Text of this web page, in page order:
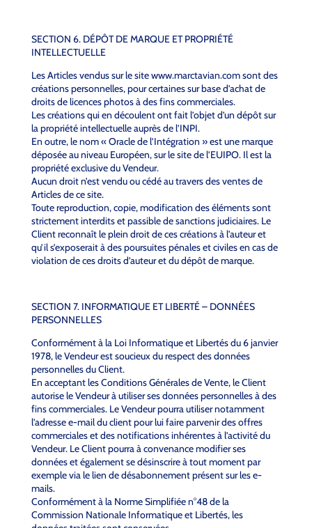
SECTION 6. DÉPÔT DE MARQUE ET PROPRIÉTÉ
INTELLECTUELLE
Les Articles vendus sur le site www.marctavian.com sont des
créations personnelles, pour certaines sur base d’achat de
droits de licences photos à des fins commerciales.
Les créations qui en découlent ont fait l’objet d’un dépôt sur
la propriété intellectuelle auprès de l’INPI.
En outre, le nom « Oracle de l’Intégration » est une marque
déposée au niveau Européen, sur le site de l’EUIPO. Il est la
propriété exclusive du Vendeur.
Aucun droit n’est vendu ou cédé au travers des ventes de
Articles de ce site.
Toute reproduction, copie, modification des éléments sont
strictement interdits et passible de sanctions judiciaires. Le
Client reconnaît le plein droit de ces créations à l’auteur et
qu’il s’exposerait à des poursuites pénales et civiles en cas de
violation de ces droits d’auteur et du dépôt de marque.
SECTION 7. INFORMATIQUE ET LIBERTÉ – DONNÉES
PERSONNELLES
Conformément à la Loi Informatique et Libertés du 6 janvier
1978, le Vendeur est soucieux du respect des données
personnelles du Client.
En acceptant les Conditions Générales de Vente, le Client
autorise le Vendeur à utiliser ses données personnelles à des
fins commerciales. Le Vendeur pourra utiliser notamment
l’adresse e-mail du client pour lui faire parvenir des offres
commerciales et des notifications inhérentes à l’activité du
Vendeur. Le Client pourra à convenance modifier ses
données et également se désinscrire à tout moment par
exemple via le lien de désabonnement présent sur les e-
mails.
Conformément à la Norme Simplifiée n°48 de la
Commission Nationale Informatique et Libertés, les